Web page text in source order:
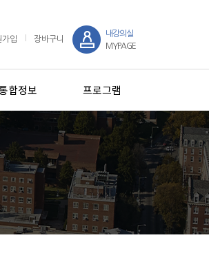
가입 장바구니
내강의실
MYPAGE
합정보 프로그램